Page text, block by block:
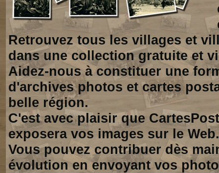
Retrouvez tous les villages et
dans une collection gratuite et
Aidez-nous à constituer une
d'archives photos et cartes
belle région.
C'est avec plaisir que
exposera vos images sur le Web.
Vous pouvez contribuer dès
évolution en envoyant vos